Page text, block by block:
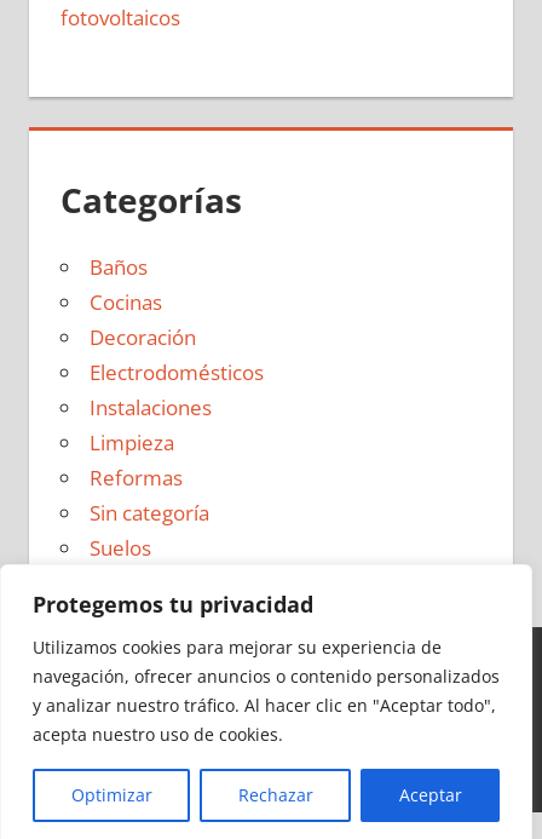
Protegemos tu privacidad
Utilizamos cookies para mejorar su experiencia de
navegación, ofrecer anuncios o contenido personalizados
y analizar nuestro tráfico. Al hacer clic en "Aceptar todo",
acepta nuestro uso de cookies.
Optimizar Rechazar Aceptar
fotovoltaicos
Categorías
Baños
Cocinas
Decoración
Electrodomésticos
Instalaciones
Limpieza
Reformas
Sin categoría
Suelos
Ideas para Reformas en 2026 - Todos los derechos
reservados -Política de Privacidad |Aviso Legal|Política
CerrarMás información|Y más|Y más